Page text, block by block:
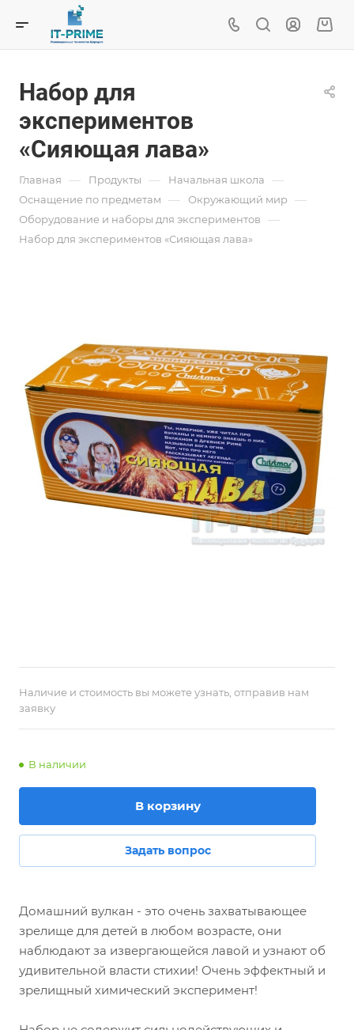
Набор для
экспериментов
«Сияющая лава»
Главная — Продукты — Начальная школа —
Оснащение по предметам — Окружающий мир —
Оборудование и наборы для экспериментов —
Набор для экспериментов «Сияющая лава»
Наличие и стоимость вы можете узнать, отправив нам
заявку
В наличии
В корзину
Задать вопрос
Домашний вулкан - это очень захватывающее
зрелище для детей в любом возрасте, они
наблюдают за извергающейся лавой и узнают об
удивительной власти стихии! Очень эффектный и
зрелищный химический эксперимент!